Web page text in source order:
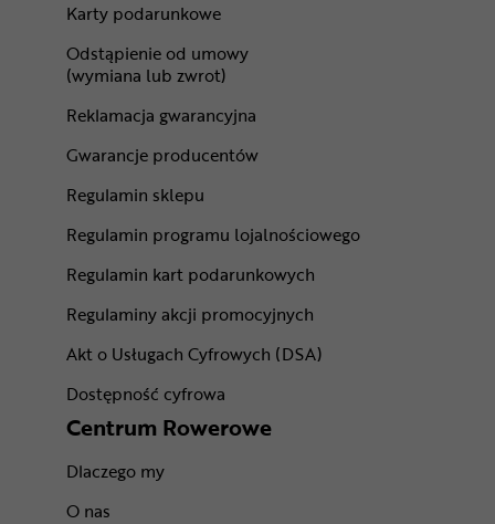
Karty podarunkowe
Odstąpienie od umowy
(wymiana lub zwrot)
Reklamacja gwarancyjna
Gwarancje producentów
Regulamin sklepu
Regulamin programu lojalnościowego
Regulamin kart podarunkowych
Regulaminy akcji promocyjnych
Akt o Usługach Cyfrowych (DSA)
Dostępność cyfrowa
Centrum Rowerowe
Dlaczego my
O nas